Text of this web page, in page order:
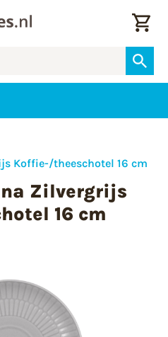
Koffie-/theeschotel 16 cm
Zilvergrijs
16 cm